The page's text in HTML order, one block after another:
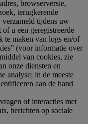
browserversie,
terugkerende
verzameld tijdens uw
of u een geregistreerde
te maken van logs en/of
(voor informatie over
van cookies, zie
onze diensten en
analyse; in de meeste
aan de hand
of interacties met
berichten op sociale